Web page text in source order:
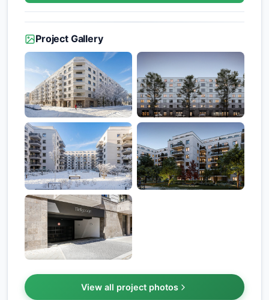
Project Gallery
View all project photos